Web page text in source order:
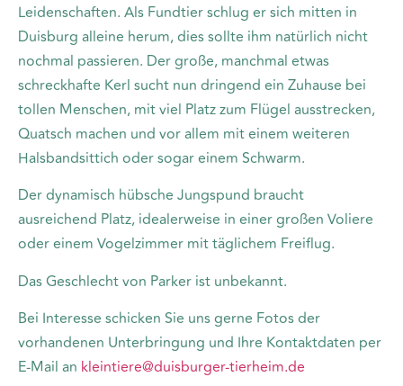
Leidenschaften. Als Fundtier schlug er sich mitten in
Duisburg alleine herum, dies sollte ihm natürlich nicht
nochmal passieren. Der große, manchmal etwas
schreckhafte Kerl sucht nun dringend ein Zuhause bei
tollen Menschen, mit viel Platz zum Flügel ausstrecken,
Quatsch machen und vor allem mit einem weiteren
Halsbandsittich oder sogar einem Schwarm.
Der dynamisch hübsche Jungspund braucht
ausreichend Platz, idealerweise in einer großen Voliere
oder einem Vogelzimmer mit täglichem Freiflug.
Das Geschlecht von Parker ist unbekannt.
Bei Interesse schicken Sie uns gerne Fotos der
vorhandenen Unterbringung und Ihre Kontaktdaten per
E-Mail an kleintiere@duisburger-tierheim.de